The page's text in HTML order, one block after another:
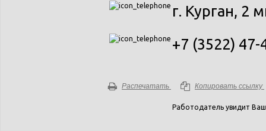
г. Курган, 2
+7 (3522) 47-
Распечатать Копировать ссылку
Работодатель увидит